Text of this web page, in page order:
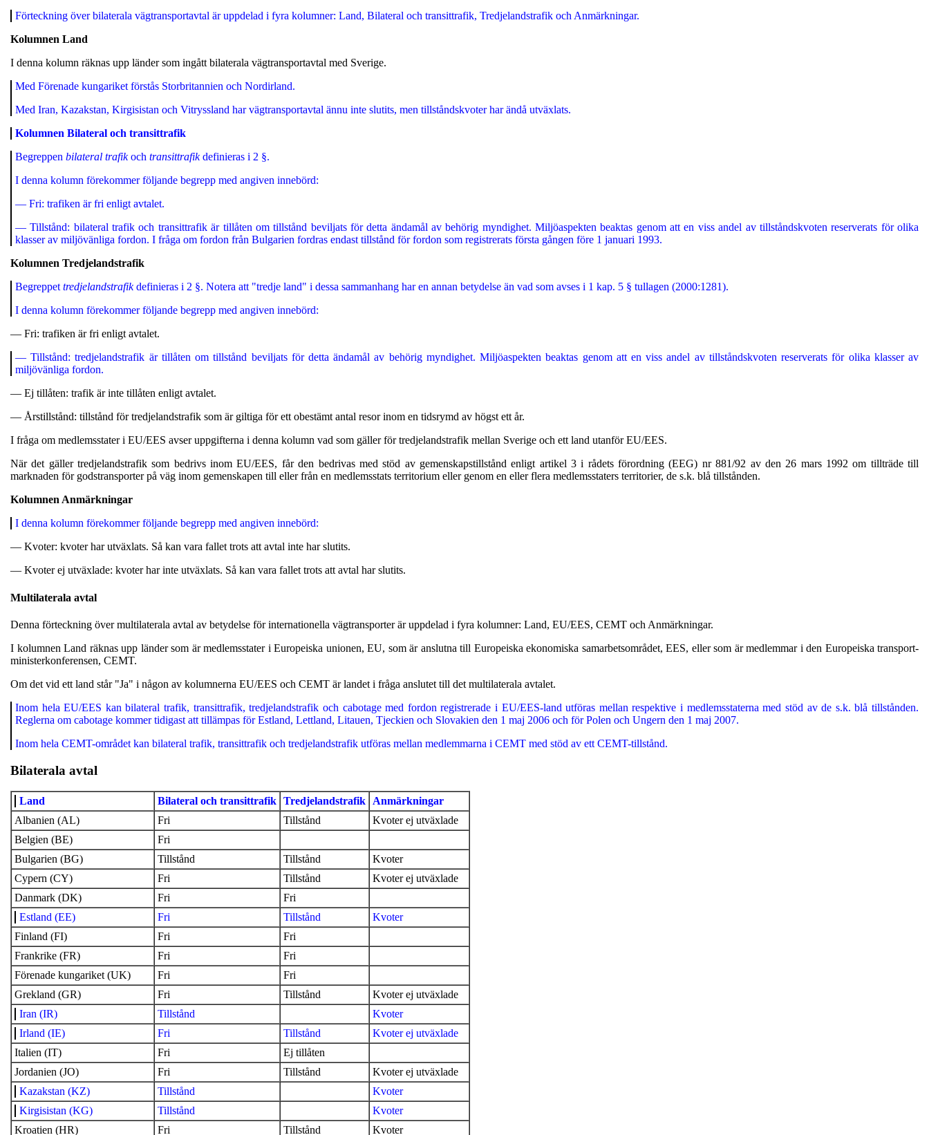
Förteckning över bilaterala vägtransportavtal är uppdelad i fyra kolumner: Land, Bilateral och transittrafik, Tredjelandstrafik och Anmärkningar.
Kolumnen Land
I denna kolumn räknas upp länder som ingått bilaterala vägtransportavtal med Sverige.
Med Förenade kungariket förstås Storbritannien och Nordirland.
Med Iran, Kazakstan, Kirgisistan och Vitryssland har vägtransportavtal ännu inte slutits, men tillståndskvoter har ändå utväxlats.
Kolumnen Bilateral och transittrafik
Begreppen bilateral trafikoch transittrafikdefinieras i 2 §.
I denna kolumn förekommer följande begrepp med angiven innebörd:
— Fri: trafiken är fri enligt avtalet.
— Tillstånd: bilateral trafik och transittrafik är tillåten om tillstånd beviljats för detta ändamål av behörig myndighet. Miljöaspekten beaktas genom att en viss andel av tillståndskvoten reserverats för olika
klasser av miljövänliga fordon. I fråga om fordon från Bulgarien fordras endast tillstånd för fordon som registrerats första gången före 1 januari 1993.
Kolumnen Tredjelandstrafik
Begreppettredjelandstrafikdefinieras i 2 §. Notera att "tredje land" i dessa sammanhang har en annan betydelse än vad som avses i 1 kap. 5 § tullagen (2000:1281).
I denna kolumn förekommer följande begrepp med angiven innebörd:
— Fri: trafiken är fri enligt avtalet.
— Tillstånd: tredjelandstrafik är tillåten om tillstånd beviljats för detta ändamål av behörig myndighet. Miljöaspekten beaktas genom att en viss andel av tillståndskvoten reserverats för olika klasser av
miljövänliga fordon.
— Ej tillåten: trafik är inte tillåten enligt avtalet.
— Årstillstånd: tillstånd för tredjelandstrafik som är giltiga för ett obestämt antal resor inom en tidsrymd av högst ett år.
I fråga om medlemsstater i EU/EES avser uppgifterna i denna kolumn vad som gäller för tredjelandstrafik mellan Sverige och ett land utanför EU/EES.
När det gäller tredjelandstrafik som bedrivs inom EU/EES, får den bedrivas med stöd av gemenskapstillstånd enligt artikel 3 i rådets förordning (EEG) nr 881/92 av den 26 mars 1992 om tillträde till
marknaden för godstransporter på väg inom gemenskapen till eller från en medlemsstats territorium eller genom en eller flera medlemsstaters territorier, de s.k. blå tillstånden.
Kolumnen Anmärkningar
I denna kolumn förekommer följande begrepp med angiven innebörd:
— Kvoter: kvoter har utväxlats. Så kan vara fallet trots att avtal inte har slutits.
— Kvoter ej utväxlade: kvoter har inte utväxlats. Så kan vara fallet trots att avtal har slutits.
Multilaterala avtal
Denna förteckning över multilaterala avtal av betydelse för internationella vägtransporter är uppdelad i fyra kolumner: Land, EU/EES, CEMT och Anmärkningar.
I kolumnen Land räknas upp länder som är medlemsstater i Europeiska unionen, EU, som är anslutna till Europeiska ekonomiska samarbetsområdet, EES, eller som är medlemmar i den Europeiska transport­
minister­konferensen, CEMT.
Om det vid ett land står "Ja" i någon av kolumnerna EU/EES och CEMT är landet i fråga anslutet till det multilaterala avtalet.
Inom hela EU/EES kan bilateral trafik, transittrafik, tredjelandstrafik och cabotage med fordon registrerade i EU/EES-land utföras mellan respektive i medlemsstaterna med stöd av de s.k. blå tillstånden.
Reglerna om cabotage kommer tidigast att tillämpas för Estland, Lettland, Litauen, Tjeckien och Slovakien den 1 maj 2006 och för Polen och Ungern den 1 maj 2007.
Inom hela CEMT-området kan bilateral trafik, transittrafik och tredjelandstrafik utföras mellan medlemmarna i CEMT med stöd av ett CEMT-tillstånd.
Bilaterala avtal
Land Bilateral och transittrafik Tredjelands­trafik Anmärkningar
Albanien (AL)
Fri Tillstånd
Kvoter ej utväxlade
Belgien (BE)
Fri
Bulgarien (BG)
Tillstånd Tillstånd
Kvoter
Cypern (CY)
Fri Tillstånd
Kvoter ej utväxlade
Danmark (DK)
Fri
Fri
Estland (EE)
Fri Tillstånd
Kvoter
Finland (FI)
Fri
Fri
Frankrike (FR)
Fri
Fri
Förenade kungariket (UK)
Fri
Fri
Grekland (GR)
Fri Tillstånd
Kvoter ej utväxlade
Iran (IR)
Tillstånd
Kvoter
Irland (IE)
Fri Tillstånd
Kvoter ej utväxlade
Italien (IT)
Fri
Ej tillåten
Jordanien (JO)
Fri Tillstånd
Kvoter ej utväxlade
Kazakstan (KZ)
Tillstånd
Kvoter
Kirgisistan (KG)
Tillstånd
Kvoter
Kroatien (HR)
Fri Tillstånd Kvoter